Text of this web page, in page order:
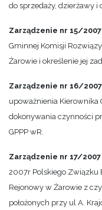
do sprzedaży, dzierżawy i
Zarządzenie nr 15/2007
Gminnej Komisji
Żarowie i określenie jej
Zarządzenie nr 16/2007
upoważnienia Kierownika
dokonywania czynności
GPPP wR.
Zarządzenie nr 17/2007
2007r Polskiego Związku
Rejonowy w Żarowie z
położonych przy ul A.